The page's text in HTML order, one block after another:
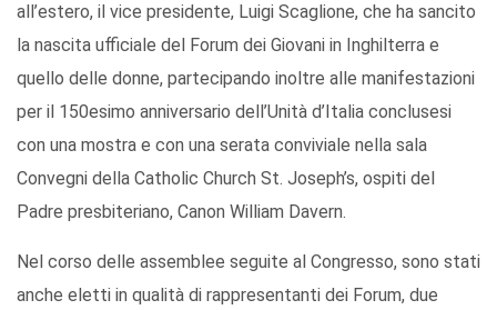
all’estero, il vice presidente, Luigi Scaglione, che ha sancito
la nascita ufficiale del Forum dei Giovani in Inghilterra e
quello delle donne, partecipando inoltre alle manifestazioni
per il 150esimo anniversario dell’Unità d’Italia conclusesi
con una mostra e con una serata conviviale nella sala
Convegni della Catholic Church St. Joseph’s, ospiti del
Padre presbiteriano, Canon William Davern.
Nel corso delle assemblee seguite al Congresso, sono stati
anche eletti in qualità di rappresentanti dei Forum, due